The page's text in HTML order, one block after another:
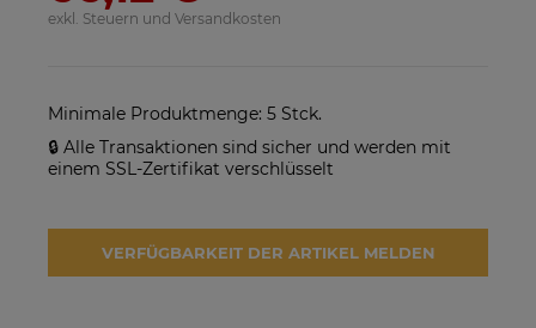
exkl. Steuern und Versandkosten
Minimale Produktmenge: 5 Stck.
🔒 Alle Transaktionen sind sicher und werden mit
einem SSL-Zertifikat verschlüsselt
VERFÜGBARKEIT DER ARTIKEL MELDEN